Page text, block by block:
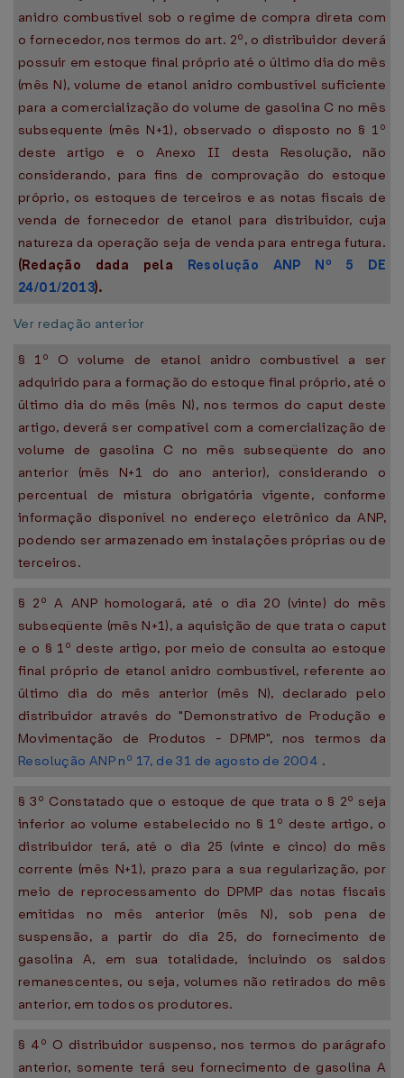
anidro combustível sob o regime de compra direta com
o fornecedor, nos termos do art. 2º, o distribuidor deverá
possuir em estoque final próprio até o último dia do mês
(mês N), volume de etanol anidro combustível suficiente
para a comercialização do volume de gasolina C no mês
subsequente (mês N+1), observado o disposto no § 1º
deste artigo e o Anexo II desta Resolução, não
considerando, para fins de comprovação do estoque
próprio, os estoques de terceiros e as notas fiscais de
venda de fornecedor de etanol para distribuidor, cuja
natureza da operação seja de venda para entrega futura.
(Redação dada pela Resolução ANP Nº 5 DE
24/01/2013).
Ver redação anterior
§ 1º O volume de etanol anidro combustível a ser
adquirido para a formação do estoque final próprio, até o
último dia do mês (mês N), nos termos do caput deste
artigo, deverá ser compatível com a comercialização de
volume de gasolina C no mês subseqüente do ano
anterior (mês N+1 do ano anterior), considerando o
percentual de mistura obrigatória vigente, conforme
informação disponível no endereço eletrônico da ANP,
podendo ser armazenado em instalações próprias ou de
terceiros.
§ 2º A ANP homologará, até o dia 20 (vinte) do mês
subseqüente (mês N+1), a aquisição de que trata o caput
e o § 1º deste artigo, por meio de consulta ao estoque
final próprio de etanol anidro combustível, referente ao
último dia do mês anterior (mês N), declarado pelo
distribuidor através do "Demonstrativo de Produção e
Movimentação de Produtos - DPMP", nos termos da
Resolução ANP nº 17, de 31 de agosto de 2004 .
§ 3º Constatado que o estoque de que trata o § 2º seja
inferior ao volume estabelecido no § 1º deste artigo, o
distribuidor terá, até o dia 25 (vinte e cinco) do mês
corrente (mês N+1), prazo para a sua regularização, por
meio de reprocessamento do DPMP das notas fiscais
emitidas no mês anterior (mês N), sob pena de
suspensão, a partir do dia 25, do fornecimento de
gasolina A, em sua totalidade, incluindo os saldos
remanescentes, ou seja, volumes não retirados do mês
anterior, em todos os produtores.
§ 4º O distribuidor suspenso, nos termos do parágrafo
anterior, somente terá seu fornecimento de gasolina A